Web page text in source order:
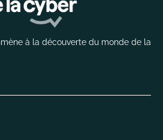
à la découverte du monde de la